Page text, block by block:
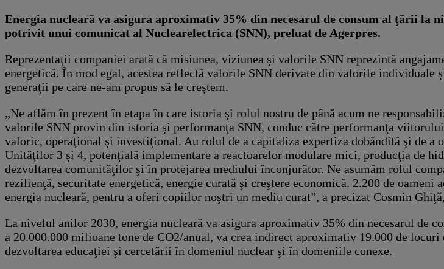
Energia nucleară va asigura aproximativ 35% din necesarul de consum al ţării la
potrivit unui comunicat al Nuclearelectrica (SNN), preluat de Agerpres.
Reprezentaţii companiei arată că misiunea, viziunea şi valorile SNN reprezintă
energetică. În mod egal, acestea reflectă valorile SNN derivate din valorile
generaţii pe care ne-am propus să le creştem.
„Ne aflăm în prezent în etapa în care istoria şi rolul nostru de până acum ne
valorile SNN provin din istoria şi performanţa SNN, conduc către performanţa
valoric, operaţional şi investiţional. Au rolul de a capitaliza expertiza dobândită şi de
Unităţilor 3 şi 4, potenţială implementare a reactoarelor modulare mici, producţia de
dezvoltarea comunităţilor şi în protejarea mediului înconjurător. Ne asumăm rolul
rezilienţă, securitate energetică, energie curată şi creştere economică. 2.200 de
energia nucleară, pentru a oferi copiilor noştri un mediu curat”, a precizat Cosmin
La nivelul anilor 2030, energia nucleară va asigura aproximativ 35% din necesarul de
a 20.000.000 milioane tone de CO2/anual, va crea indirect aproximativ 19.000 de
dezvoltarea educaţiei şi cercetării în domeniul nuclear şi în domeniile conexe.